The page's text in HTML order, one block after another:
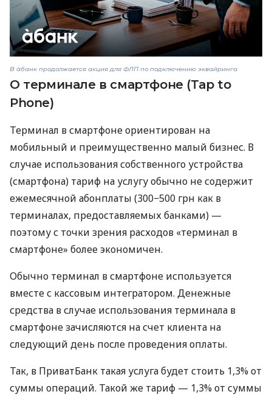
В àбанк продолжается акция для ФЛП по подключению эквайринга
О терминале в смартфоне (Tap to
Phone)
Терминал в смартфоне ориентирован на
мобильный и преимущественно малый бизнес. В
случае использования собственного устройства
(смартфона) тариф на услугу обычно не содержит
ежемесячной абонплаты (300−500 грн как в
терминалах, предоставляемых банками) —
поэтому с точки зрения расходов «терминал в
смартфоне» более экономичен.
Обычно терминал в смартфоне используется
вместе с кассовым интегратором. Денежные
средства в случае использования терминала в
смартфоне зачисляются на счет клиента на
следующий день после проведения оплаты.
Так, в ПриватБанк такая услуга будет стоить 1,3% от
суммы операций. Такой же тариф — 1,3% от суммы